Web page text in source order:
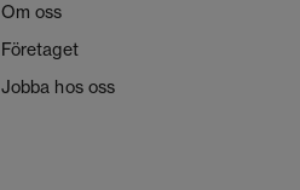
Om oss
Företaget
Jobba hos oss